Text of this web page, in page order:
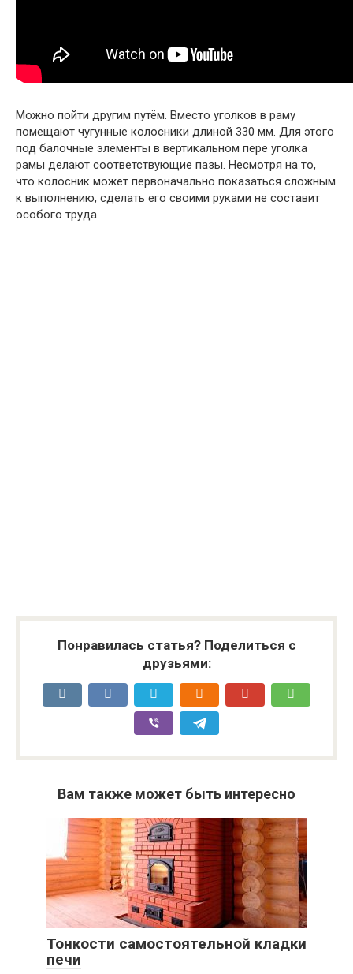
Можно пойти другим путём. Вместо уголков в раму
помещают чугунные колосники длиной 330 мм. Для этого
под балочные элементы в вертикальном пере уголка
рамы делают соответствующие пазы. Несмотря на то,
что колосник может первоначально показаться сложным
к выполнению, сделать его своими руками не составит
особого труда.
Понравилась статья? Поделиться с
друзьями:
Вам также может быть интересно
Тонкости самостоятельной кладки
печи